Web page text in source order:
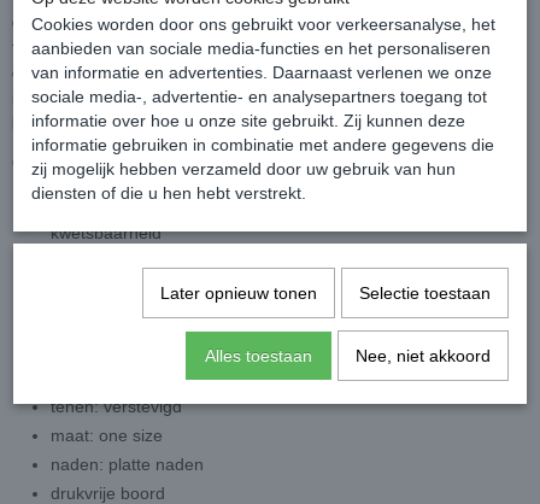
deze stijlvolle pantysokjes. Gemaakt van garens van gerenommeerde
fabrikanten en voorzien van het internationale Oeko-Tex-certificaat, staat
dit product garant voor kwaliteit en veiligheid. De elegante kantenband
met siliconen plakstrips zorgt ervoor dat de sokken uitstekend op je been
blijven zitten, terwijl het visnetpatroon een trendy uitstraling biedt.
Over dit product:
Gevlochten garens verhogen de duurzaamheid en
kwetsbaarheid
patroon: visnet
tenen: verstevigd
maat: one size
naden: platte naden
drukvrije boord
Cookies worden door ons gebruikt voor verkeersanalyse, het
aanbieden van sociale media-functies en het personaliseren
van informatie en advertenties. Daarnaast verlenen we onze
sociale media-, advertentie- en analysepartners toegang tot
informatie over hoe u onze site gebruikt. Zij kunnen deze
informatie gebruiken in combinatie met andere gegevens die
zij mogelijk hebben verzameld door uw gebruik van hun
diensten of die u hen hebt verstrekt.
Later opnieuw tonen Selectie toestaan
Alles toestaan Nee, niet akkoord